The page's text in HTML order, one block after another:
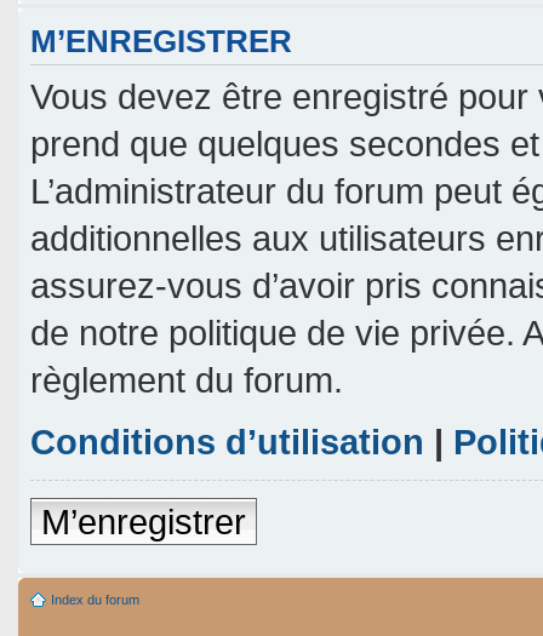
M’ENREGISTRER
Vous devez être enregistré pour
prend que quelques secondes
L’administrateur du forum peut
additionnelles aux utilisateurs
assurez-vous d’avoir pris
de notre politique de vie privée.
règlement du forum.
Conditions d’utilisation |
M’enregistrer
Index du forum